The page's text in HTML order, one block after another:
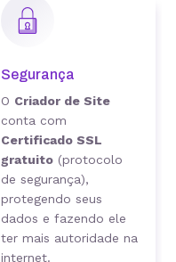
Segurança
O Criador de Site
conta com
Certificado SSL
gratuito (protocolo
de segurança),
protegendo seus
dados e fazendo ele
ter mais autoridade na
internet.